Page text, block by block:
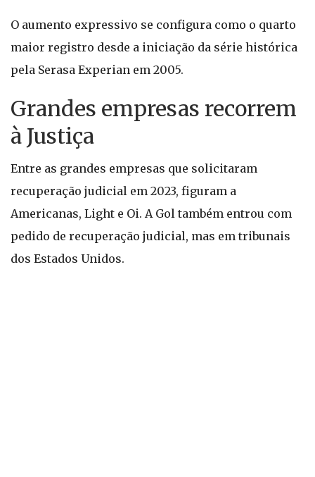
O aumento expressivo se configura como o quarto
maior registro desde a iniciação da série histórica
pela Serasa Experian em 2005.
Grandes empresas recorrem
à Justiça
Entre as grandes empresas que solicitaram
recuperação judicial em 2023, figuram a
Americanas, Light e Oi. A Gol também entrou com
pedido de recuperação judicial, mas em tribunais
dos Estados Unidos.